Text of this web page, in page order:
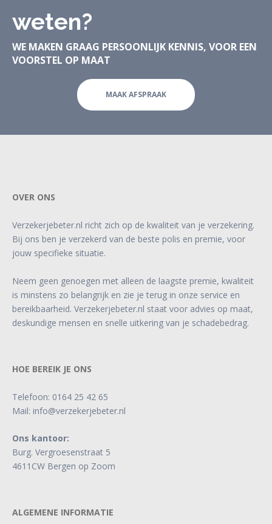
weten?
WE MAKEN GRAAG PERSOONLIJK KENNIS, VOOR EEN
VOORSTEL OP MAAT
MAAK AFSPRAAK
OVER ONS
Verzekerjebeter.nl richt zich op de kwaliteit van je verzekering.
Bij ons ben je verzekerd van de beste polis en premie, voor
jouw specifieke situatie.
Neem geen genoegen met alleen de laagste premie, kwaliteit
is minstens zo belangrijk en zie je terug in onze service en
bereikbaarheid. Verzekerjebeter.nl staat voor advies op maat,
deskundige mensen en snelle uitkering van je schadebedrag.
HOE BEREIK JE ONS
Telefoon: 0164 25 42 65
Mail: info@verzekerjebeter.nl
Ons kantoor:
Burg. Vergroesenstraat 5
4611CW Bergen op Zoom
ALGEMENE INFORMATIE